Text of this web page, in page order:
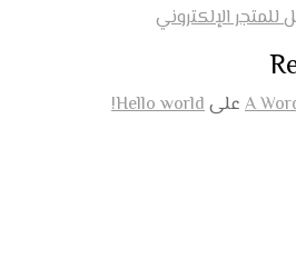
للمتجر الإلكتروني
A علىHello world!